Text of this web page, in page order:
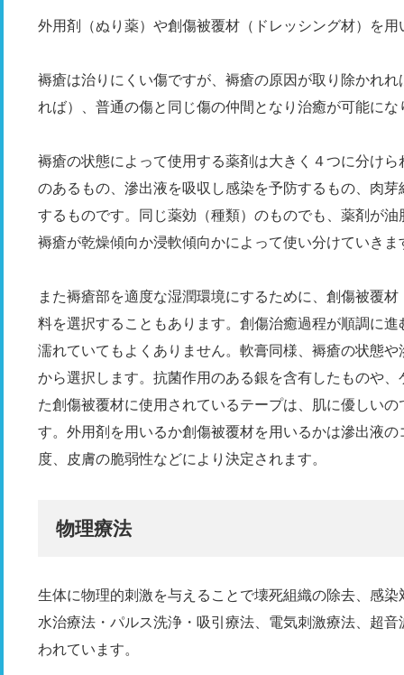
外用剤（ぬり薬）や創傷被覆材（ドレッシング材）を用
褥瘡は治りにくい傷ですが、褥瘡の原因が取り除かれ
れば）、普通の傷と同じ傷の仲間となり治癒が可能にな
褥瘡の状態によって使用する薬剤は大きく４つに分け
のあるもの、滲出液を吸収し感染を予防するもの、肉
するものです。同じ薬効（種類）のものでも、薬剤が
褥瘡が乾燥傾向か浸軟傾向かによって使い分けていきま
また褥瘡部を適度な湿潤環境にするために、創傷被覆
料を選択することもあります。創傷治癒過程が順調に
濡れていてもよくありません。軟膏同様、褥瘡の状態
から選択します。抗菌作用のある銀を含有したものや
た創傷被覆材に使用されているテープは、肌に優しい
す。外用剤を用いるか創傷被覆材を用いるかは滲出液
度、皮膚の脆弱性などにより決定されます。
物理療法
生体に物理的刺激を与えることで壊死組織の除去、感
水治療法・パルス洗浄・吸引療法、電気刺激療法、超
われています。